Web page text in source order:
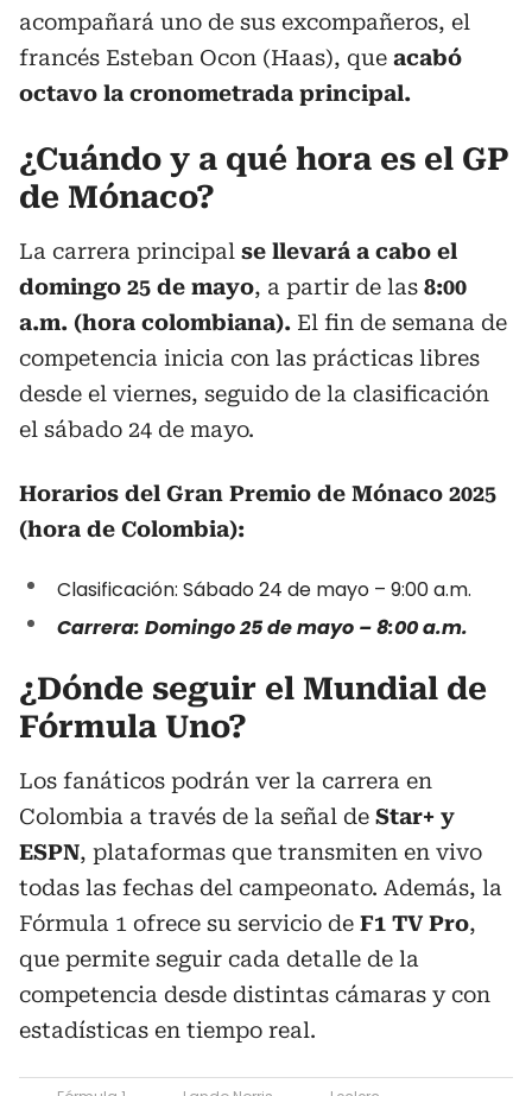
acompañará uno de sus excompañeros, el
francés Esteban Ocon (Haas), que acabó
octavo la cronometrada principal.
¿Cuándo y a qué hora es el GP
de Mónaco?
La carrera principal se llevará a cabo el
domingo 25 de mayo, a partir de las 8:00
a.m. (hora colombiana). El fin de semana de
competencia inicia con las prácticas libres
desde el viernes, seguido de la clasificación
el sábado 24 de mayo.
Horarios del Gran Premio de Mónaco 2025
(hora de Colombia):
Clasificación: Sábado 24 de mayo – 9:00 a.m.
Carrera: Domingo 25 de mayo – 8:00 a.m.
¿Dónde seguir el Mundial de
Fórmula Uno?
Los fanáticos podrán ver la carrera en
Colombia a través de la señal de Star+ y
ESPN, plataformas que transmiten en vivo
todas las fechas del campeonato. Además, la
Fórmula 1 ofrece su servicio de F1 TV Pro,
que permite seguir cada detalle de la
competencia desde distintas cámaras y con
estadísticas en tiempo real.